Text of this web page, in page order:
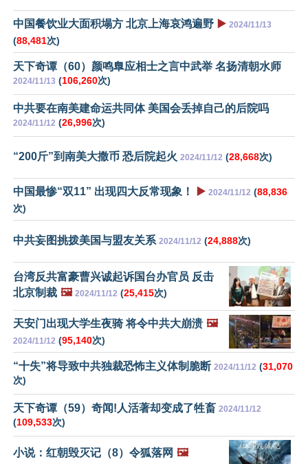
中国餐饮业大面积塌方 北京上海哀鸿遍野 ▶️ 2024/11/13
(88,481次)
天下奇谭（60）颜鸣臯应相士之言中武举 名扬清朝水师
2024/11/13 (106,260次)
中共要在南美建命运共同体 美国会丢掉自己的后院吗
2024/11/12 (26,996次)
“200斤”到南美大撒币 恐后院起火 2024/11/12 (28,668次)
中国最惨“双11” 出现四大反常现象！ ▶️ 2024/11/12 (88,836
次)
中共妄图挑拨美国与盟友关系 2024/11/12 (24,888次)
台湾反共富豪曹兴诚起诉国台办官员 反击
北京制裁 🖼️ 2024/11/12 (25,415次)
天安门出现大学生夜骑 将令中共大崩溃 🖼️
2024/11/12 (95,140次)
“十失”将导致中共独裁恐怖主义体制脆断 2024/11/12 (31,070
次)
天下奇谭（59）奇闻!人活著却变成了牲畜 2024/11/12
(109,533次)
小说：红朝毁灭记（8）令狐落网 🖼️